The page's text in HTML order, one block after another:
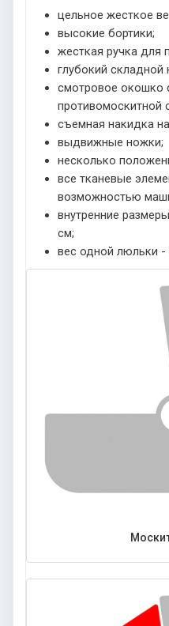
цельное жесткое
высокие бортики;
жесткая ручка для
глубокий
смотровое окошко
противомоскитной
съемная накидка
выдвижные ножки;
несколько
все тканевые
возможностью
внутренние
см;
вес одной люльки -